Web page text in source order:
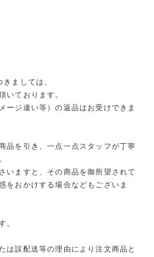
ましては、
いております。
ージ違い等）の返品はお受けできま
品を引き、一点一点スタッフが丁寧
いますと、その商品を御所望されて
をおかけする場合などもございま
。
は誤配送等の理由により注文商品と